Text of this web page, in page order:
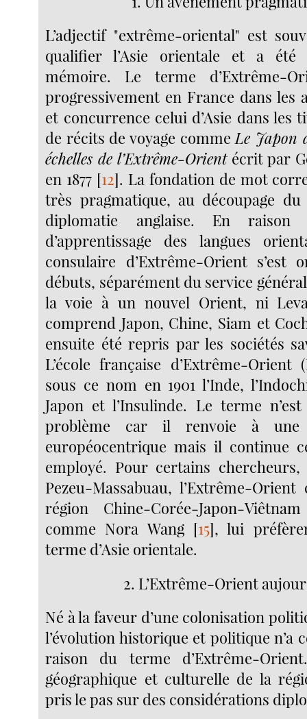
L’adjectif "extrême-oriental" est
qualifier l’Asie orientale et a
mémoire. Le terme d’Extrême-
progressivement en France dans les
et concurrence celui d’Asie dans les
de récits de voyage commeLe Japon
échelles de l’Extrême-Orient écrit par
en 1877 [12]. La fondation de mot
très pragmatique, au découpage
diplomatie anglaise. En raison
d’apprentissage des langues
consulaire d’Extrême-Orient s’est
débuts, séparément du service
la voie à un nouvel Orient, ni
comprend Japon, Chine, Siam et
ensuite été repris par les sociétés
L’école française d’Extrême-Orient
sous ce nom en 1901 l’Inde,
Japon et l’Insulinde. Le terme
problème car il renvoie à une
européocentrique mais il continue
employé. Pour certains chercheurs,
Pezeu-Massabuau, l’Extrême-
région Chine-Corée-Japon-Viêtnam
comme Nora Wang[15], lui
terme d’Asie orientale.
2. L’Extrême-Orient
Né à la faveur d’une colonisation
l’évolution historique et politique n’a
raison du terme d’Extrême-
géographique et culturelle de la
pris le pas sur des considérations